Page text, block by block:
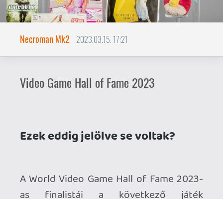
Ezek eddig jelölve se voltak?
A World Video Game Hall of Fame 2023-
években legalább egyszer döntős volt):
Age of Empires (1997)
Barbie Fashion Designer (1996)
Computer Space (1971)